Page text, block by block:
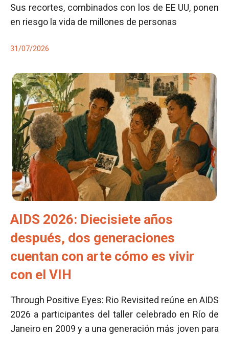
Sus recortes, combinados con los de EE UU, ponen
en riesgo la vida de millones de personas
31/07/2026
AIDS 2026: Diecisiete años
después, dos generaciones
cuentan con arte cómo es vivir
con el VIH
Through Positive Eyes: Rio Revisited reúne en AIDS
2026 a participantes del taller celebrado en Río de
Janeiro en 2009 y a una generación más joven para